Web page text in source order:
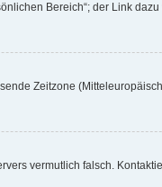
Bereich“; der Link
Zeitzone
vermutlich falsch.